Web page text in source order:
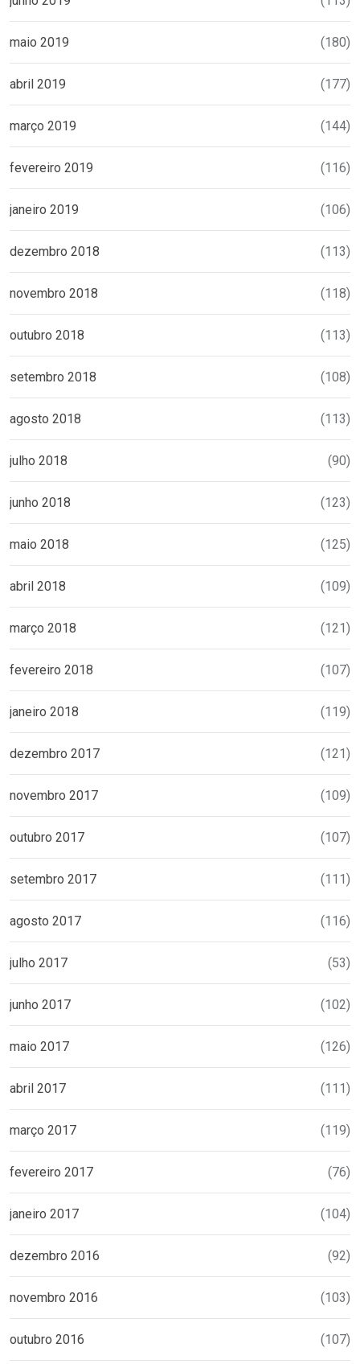
maio 2019 (180)
abril 2019 (177)
março 2019 (144)
fevereiro 2019 (116)
janeiro 2019 (106)
dezembro 2018 (113)
novembro 2018 (118)
outubro 2018 (113)
setembro 2018 (108)
agosto 2018 (113)
julho 2018 (90)
junho 2018 (123)
maio 2018 (125)
abril 2018 (109)
março 2018 (121)
fevereiro 2018 (107)
janeiro 2018 (119)
dezembro 2017 (121)
novembro 2017 (109)
outubro 2017 (107)
setembro 2017 (111)
agosto 2017 (116)
julho 2017 (53)
junho 2017 (102)
maio 2017 (126)
abril 2017 (111)
março 2017 (119)
fevereiro 2017 (76)
janeiro 2017 (104)
dezembro 2016 (92)
novembro 2016 (103)
outubro 2016 (107)